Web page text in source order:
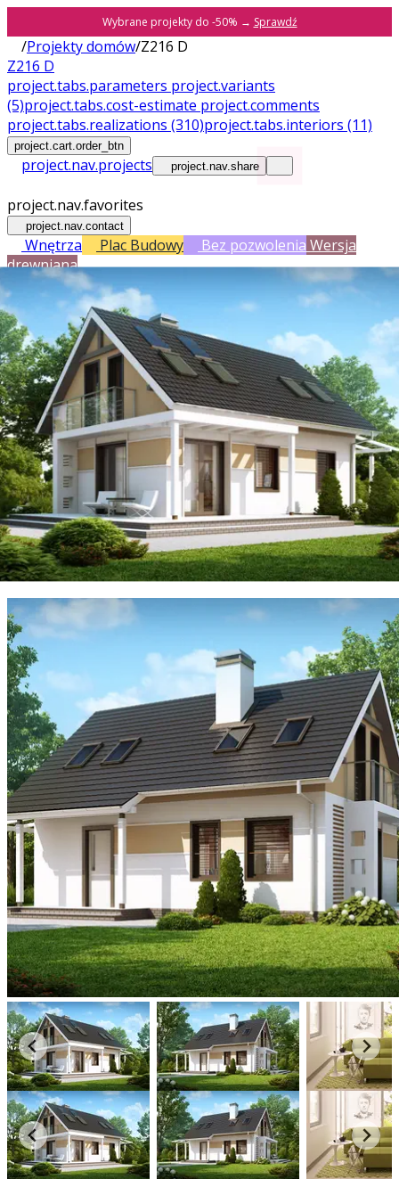
Wybrane projekty do -50% → Sprawdź
/Projekty domów/Z216 D
Z216 D
project.tabs.parameters project.variants
(5)project.tabs.cost-estimate project.comments
project.tabs.realizations (310)project.tabs.interiors (11)
project.cart.order_btn
project.nav.projects project.nav.share
project.nav.favorites
project.nav.contact
Wnętrza Plac Budowy Bez pozwolenia Wersja
drewniana